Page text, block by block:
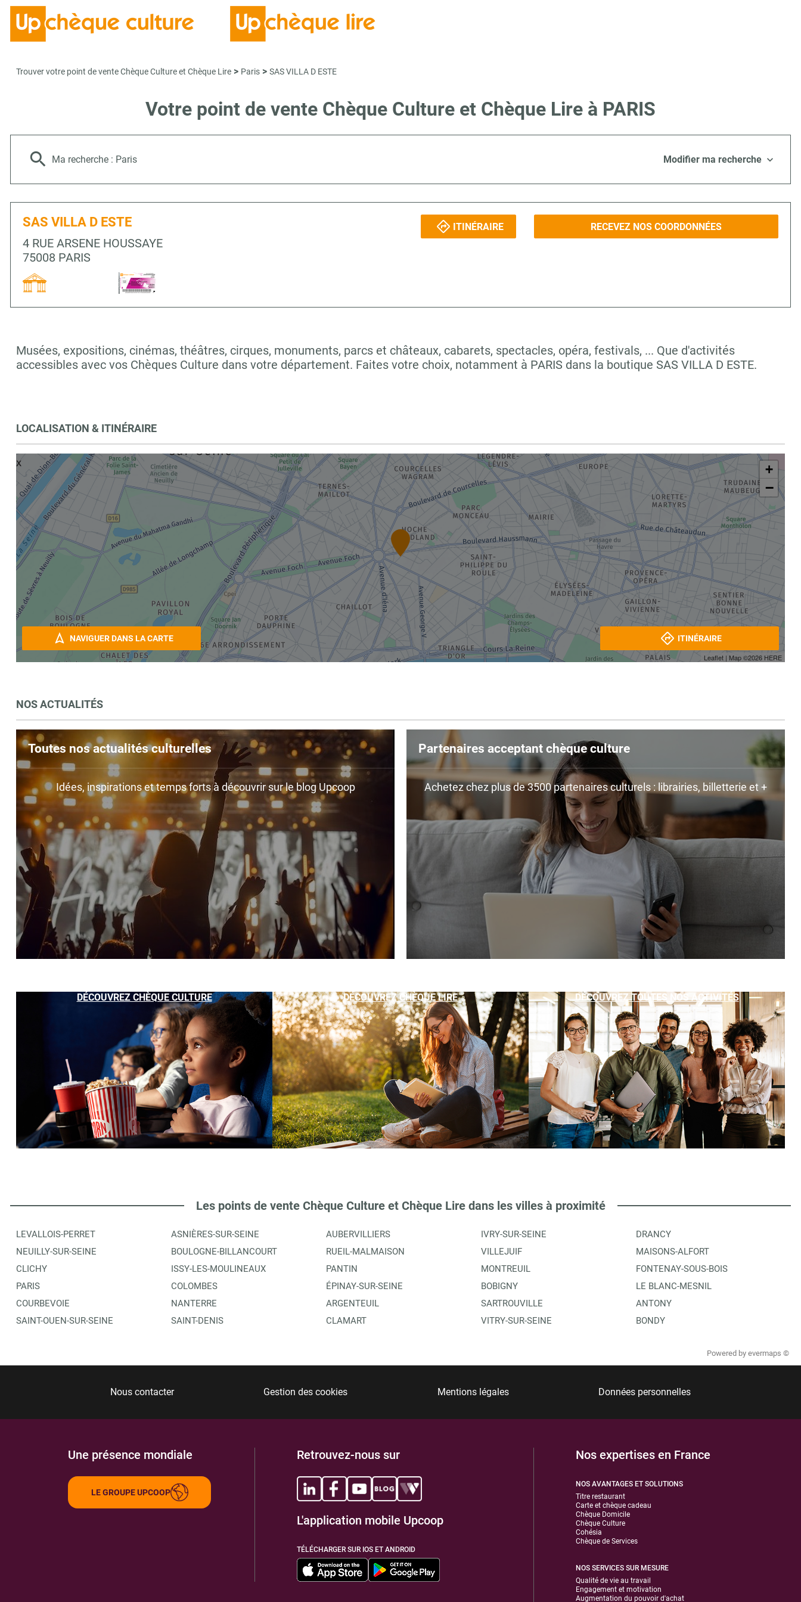
Trouver votre point de vente Chèque Culture et Chèque Lire > Paris > SAS VILLA D ESTE
Votre point de vente Chèque Culture et Chèque Lire à PARIS
Ma recherche : Paris Modifier ma recherche
SAS VILLA D ESTE
4 RUE ARSENE HOUSSAYE
75008 PARIS
ITINÉRAIRE RECEVEZ NOS COORDONNÉES
Musées, expositions, cinémas, théâtres, cirques, monuments, parcs et châteaux, cabarets, spectacles, opéra, festivals, ... Que d'activités
accessibles avec vos Chèques Culture dans votre département. Faites votre choix, notamment à PARIS dans la boutique SAS VILLA D ESTE.
LOCALISATION & ITINÉRAIRE
+
−
Leaflet | Map ©2026 HERE
NAVIGUER DANS LA CARTE ITINÉRAIRE
NOS ACTUALITÉS
Toutes nos actualités culturelles
Idées, inspirations et temps forts à découvrir sur le blog Upcoop
Partenaires acceptant chèque culture
Achetez chez plus de 3500 partenaires culturels : librairies, billetterie et +
DÉCOUVREZ CHÈQUE CULTURE DÉCOUVREZ CHÈQUE LIRE DÉCOUVREZ TOUTES NOS ACTIVITÉS
Les points de vente Chèque Culture et Chèque Lire dans les villes à proximité
LEVALLOIS-PERRET
NEUILLY-SUR-SEINE
CLICHY
PARIS
COURBEVOIE
SAINT-OUEN-SUR-SEINE
ASNIÈRES-SUR-SEINE
BOULOGNE-BILLANCOURT
ISSY-LES-MOULINEAUX
COLOMBES
NANTERRE
SAINT-DENIS
AUBERVILLIERS
RUEIL-MALMAISON
PANTIN
ÉPINAY-SUR-SEINE
ARGENTEUIL
CLAMART
IVRY-SUR-SEINE
VILLEJUIF
MONTREUIL
BOBIGNY
SARTROUVILLE
VITRY-SUR-SEINE
DRANCY
MAISONS-ALFORT
FONTENAY-SOUS-BOIS
LE BLANC-MESNIL
ANTONY
BONDY
Powered by evermaps ©
Nous contacter Gestion des cookies Mentions légales Données personnelles
Une présence mondiale
LE GROUPE UPCOOP
Retrouvez-nous sur
L'application mobile Upcoop
TÉLÉCHARGER SUR IOS ET ANDROID
Nos expertises en France
NOS AVANTAGES ET SOLUTIONS
Titre restaurant
Carte et chèque cadeau
Chèque Domicile
Chèque Culture
Cohésia
Chèque de Services
NOS SERVICES SUR MESURE
Qualité de vie au travail
Engagement et motivation
Augmentation du pouvoir d'achat